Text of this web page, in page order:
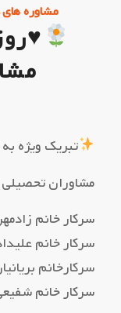
مشاوره
♥️
تبریک ویژه
مشاوران
سرکار خانم
سرکار خانم
سرکارخانم
سرکار خانم